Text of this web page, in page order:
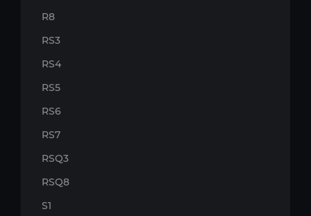
R8
RS3
RS4
RS5
RS6
RS7
RSQ3
RSQ8
S1